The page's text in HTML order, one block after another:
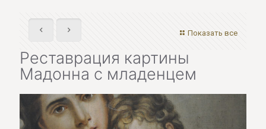
Показать все
Реставрация картины
Мадонна с младенцем